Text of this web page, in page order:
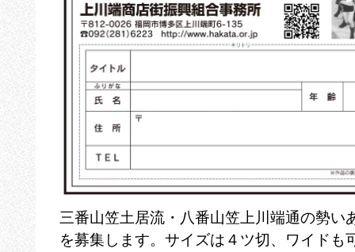
三番山笠土居流・八番山笠上川端通の勢い
を募集します。サイズは４ツ切、ワイドも